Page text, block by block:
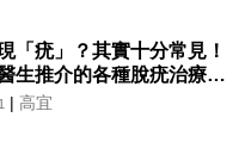
「疣」？其實十分常見！
生推介的各種脫疣治療方
讓你一文了解~
| 高宜